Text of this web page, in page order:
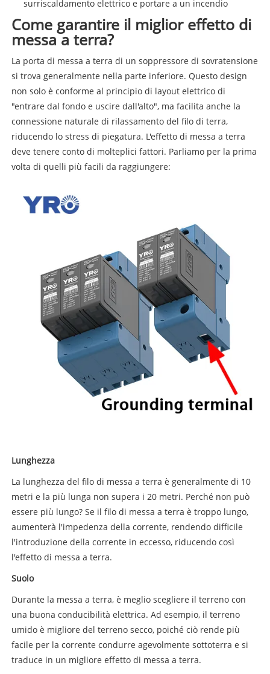
surriscaldamento elettrico e portare a un incendio
Come garantire il miglior effetto di
messa a terra?
La porta di messa a terra di un soppressore di sovratensione
si trova generalmente nella parte inferiore. Questo design
non solo è conforme al principio di layout elettrico di
"entrare dal fondo e uscire dall'alto", ma facilita anche la
connessione naturale di rilassamento del filo di terra,
riducendo lo stress di piegatura. L'effetto di messa a terra
deve tenere conto di molteplici fattori. Parliamo per la prima
volta di quelli più facili da raggiungere:
Lunghezza
La lunghezza del filo di messa a terra è generalmente di 10
metri e la più lunga non supera i 20 metri. Perché non può
essere più lungo? Se il filo di messa a terra è troppo lungo,
aumenterà l'impedenza della corrente, rendendo difficile
l'introduzione della corrente in eccesso, riducendo così
l'effetto di messa a terra.
Suolo
Durante la messa a terra, è meglio scegliere il terreno con
una buona conducibilità elettrica. Ad esempio, il terreno
umido è migliore del terreno secco, poiché ciò rende più
facile per la corrente condurre agevolmente sottoterra e si
traduce in un migliore effetto di messa a terra.